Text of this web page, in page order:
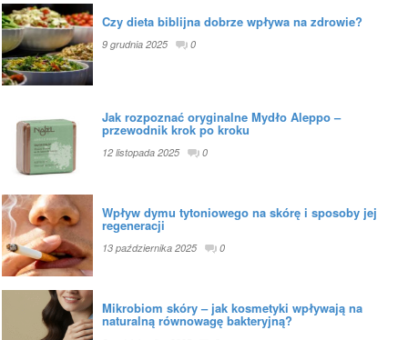
Czy dieta biblijna dobrze wpływa na zdrowie?
9 grudnia 2025 0
Jak rozpoznać oryginalne Mydło Aleppo –
przewodnik krok po kroku
12 listopada 2025 0
Wpływ dymu tytoniowego na skórę i sposoby jej
regeneracji
13 października 2025 0
Mikrobiom skóry – jak kosmetyki wpływają na
naturalną równowagę bakteryjną?